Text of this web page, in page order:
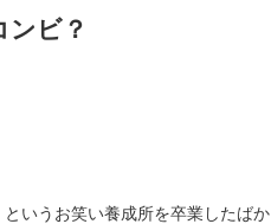
ンビ？
いうお笑い養成所を卒業したば